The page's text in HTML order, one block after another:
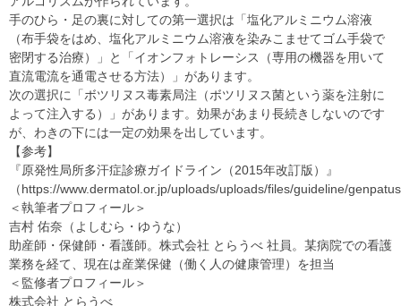
手のひら・足の裏に対しての第一選択は「塩化アルミニウム溶液
（布手袋をはめ、塩化アルミニウム溶液を染みこませてゴム手袋で
密閉する治療）」と「イオンフォトレーシス（専用の機器を用いて
直流電流を通電させる方法）」があります。
次の選択に「ボツリヌス毒素局注（ボツリヌス菌という薬を注射に
よって注入する）」があります。効果があまり長続きしないのです
が、わきの下には一定の効果を出しています。
【参考】
『原発性局所多汗症診療ガイドライン（2015年改訂版）』
（https://www.dermatol.or.jp/uploads/uploads/files/guideline/
＜執筆者プロフィール＞
吉村 佑奈（よしむら・ゆうな）
助産師・保健師・看護師。株式会社 とらうべ 社員。某病院での看護
業務を経て、現在は産業保健（働く人の健康管理）を担当
＜監修者プロフィール＞
株式会社 とらうべ